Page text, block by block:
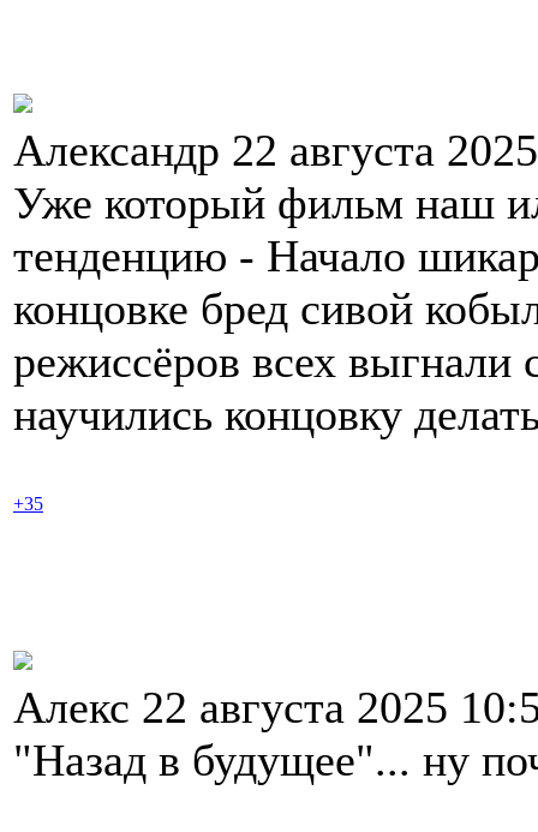
Александр 22 августа
Уже который фильм наш
тенденцию - Начало
концовке бред сивой
режиссёров всех выгнали
научились концовку
+35
Алекс 22 августа 2025
"Назад в будущее"... ну